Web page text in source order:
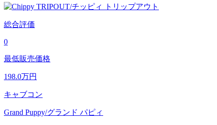
総合評価
0
最低販売価格
198.0万円
キャブコン
Grand Puppy/グランド パピィ